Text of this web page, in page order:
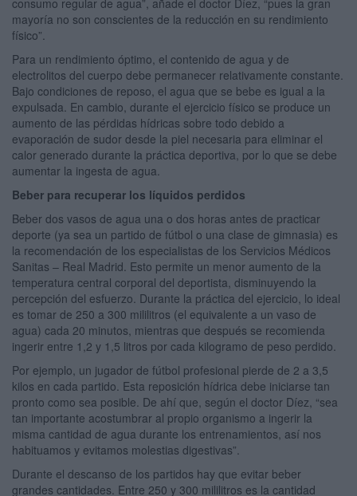
consumo regular de agua”, añade el doctor Díez, “pues la gran
mayoría no son conscientes de la reducción en su rendimiento
físico”.
Para un rendimiento óptimo, el contenido de agua y de
electrolitos del cuerpo debe permanecer relativamente constante.
Bajo condiciones de reposo, el agua que se bebe es igual a la
expulsada. En cambio, durante el ejercicio físico se produce un
aumento de las pérdidas hídricas sobre todo debido a
evaporación de sudor desde la piel necesaria para eliminar el
calor generado durante la práctica deportiva, por lo que se debe
aumentar la ingesta de agua.
Beber para recuperar los líquidos perdidos
Beber dos vasos de agua una o dos horas antes de practicar
deporte (ya sea un partido de fútbol o una clase de gimnasia) es
la recomendación de los especialistas de los Servicios Médicos
Sanitas – Real Madrid. Esto permite un menor aumento de la
temperatura central corporal del deportista, disminuyendo la
percepción del esfuerzo. Durante la práctica del ejercicio, lo ideal
es tomar de 250 a 300 mililitros (el equivalente a un vaso de
agua) cada 20 minutos, mientras que después se recomienda
ingerir entre 1,2 y 1,5 litros por cada kilogramo de peso perdido.
Por ejemplo, un jugador de fútbol profesional pierde de 2 a 3,5
kilos en cada partido. Esta reposición hídrica debe iniciarse tan
pronto como sea posible. De ahí que, según el doctor Díez, “sea
tan importante acostumbrar al propio organismo a ingerir la
misma cantidad de agua durante los entrenamientos, así nos
habituamos y evitamos molestias digestivas”.
Durante el descanso de los partidos hay que evitar beber
grandes cantidades. Entre 250 y 300 mililitros es la cantidad